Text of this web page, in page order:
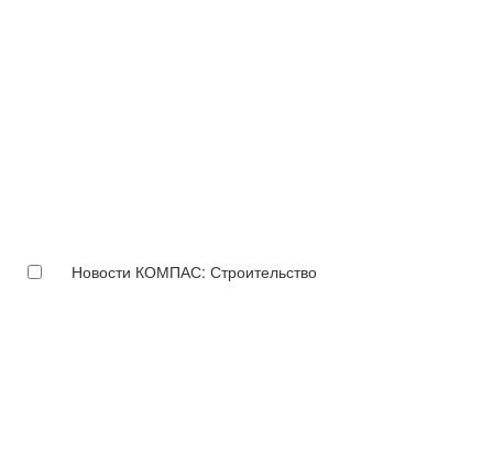
Новости КОМПАС: Строительство